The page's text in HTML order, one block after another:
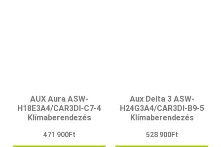
AUX Aura ASW-
H18E3A4/CAR3DI-C7-4
Klímaberendezés
471 900Ft
Aux Delta 3 ASW-
H24G3A4/CAR3DI-B9-5
Klímaberendezés
528 900Ft